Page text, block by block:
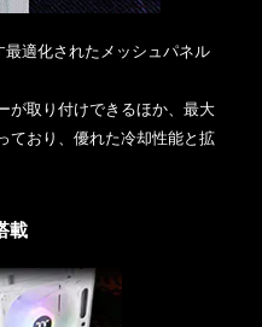
適化されたメッシュパネル
が取り付けできるほか、最大
ており、優れた冷却性能と拡
載